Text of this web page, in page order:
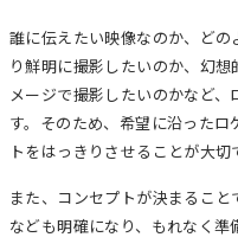
誰に伝えたい映像なのか、ど
り鮮明に撮影したいのか、幻
メージで撮影したいのかなど
す。そのため、希望に沿った
トをはっきりさせることが大切
また、コンセプトが決まるこ
なども明確になり、もれなく準